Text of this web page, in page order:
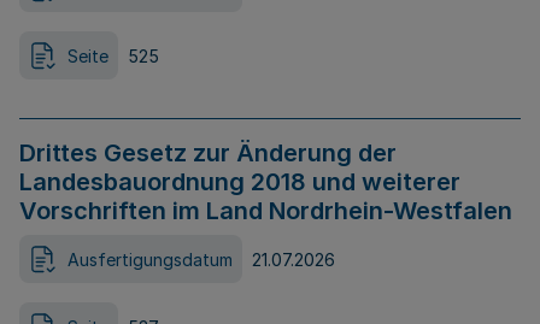
Seite 525
Drittes Gesetz zur Änderung der
Landesbauordnung 2018 und weiterer
Vorschriften im Land Nordrhein-Westfalen
Ausfertigungsdatum 21.07.2026